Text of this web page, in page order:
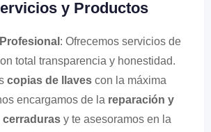
y Productos
: Ofrecemos servicios de
total transparencia y honestidad.
copias de llaves con la máxima
encargamos de la reparación y
cerraduras y te asesoramos en la